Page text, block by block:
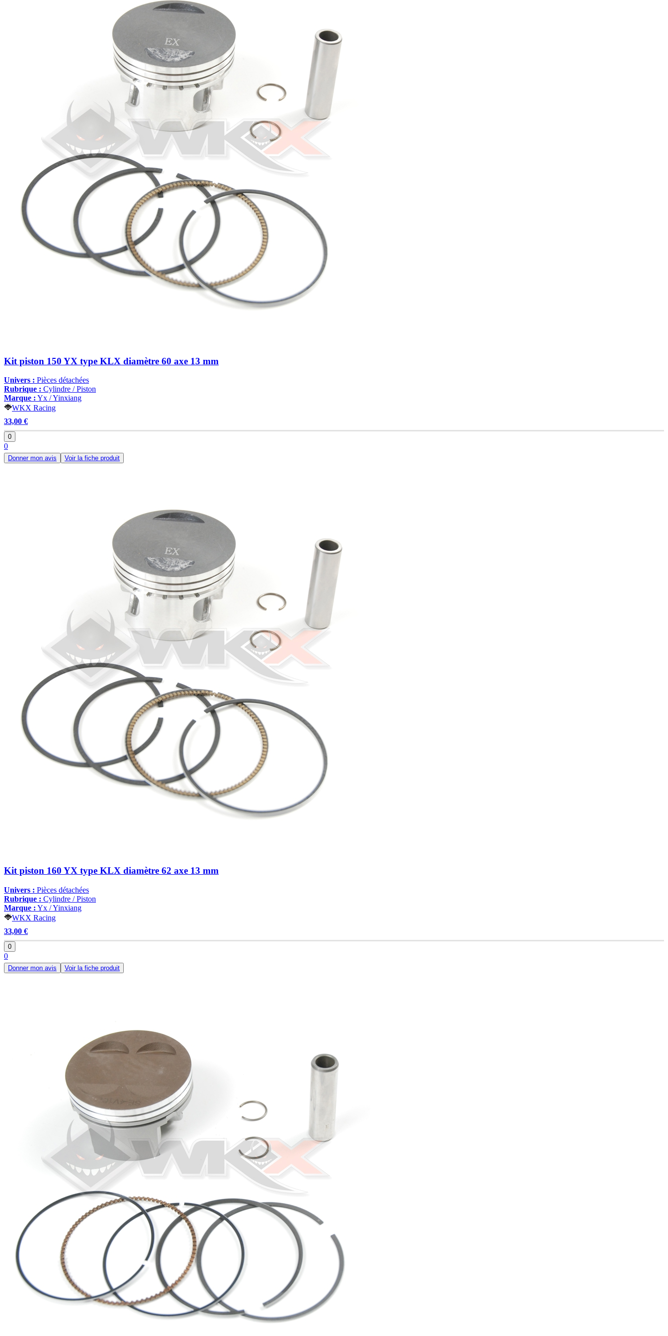
Kit piston 150 YX type KLX diamètre 60 axe 13 mm
Univers : Pièces détachées
Rubrique : Cylindre / Piston
Marque : Yx / Yinxiang
WKX Racing
33,00 €
0
0
Donner mon avis Voir la fiche produit
Kit piston 160 YX type KLX diamètre 62 axe 13 mm
Univers : Pièces détachées
Rubrique : Cylindre / Piston
Marque : Yx / Yinxiang
WKX Racing
33,00 €
0
0
Donner mon avis Voir la fiche produit